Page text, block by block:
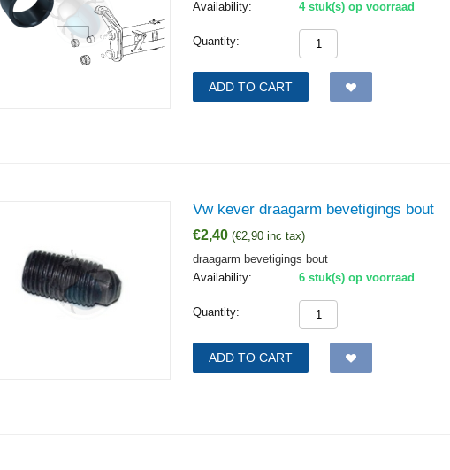
Availability:
4 stuk(s) op voorraad
Quantity:
ADD TO CART
Vw kever draagarm bevetigings bout
€2,40 (€2,90 inc tax)
draagarm bevetigings bout
Availability:
6 stuk(s) op voorraad
Quantity:
ADD TO CART